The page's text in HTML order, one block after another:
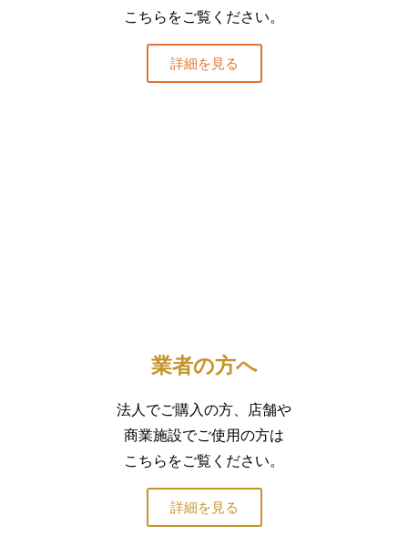
こちらをご覧ください。
詳細を見る
業者の方へ
法人でご購入の方、店舗や
商業施設でご使用の方は
こちらをご覧ください。
詳細を見る